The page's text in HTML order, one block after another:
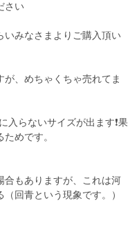
さい
いみなさまよりご購入頂い
が、めちゃくちゃ売れてま
入らないサイズが出ます❗果
めです。
合もありますが、これは河
回青という現象です。）